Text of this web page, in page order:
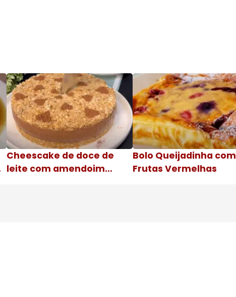
Cheescake de doce de
leite com amendoim
Bolo Queijadinha com
Frutas Vermelhas